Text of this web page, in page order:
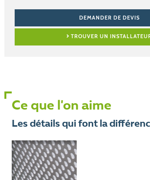
DEMANDER DE DEVIS
TROUVER UN
Ce que l'on aime
Les détails qui font la